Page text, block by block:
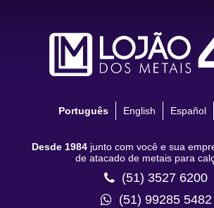
Português English Español
Desde 1984 junto com você e sua
de atacado de metais para
(51) 3527 6200
(51) 99285 5482